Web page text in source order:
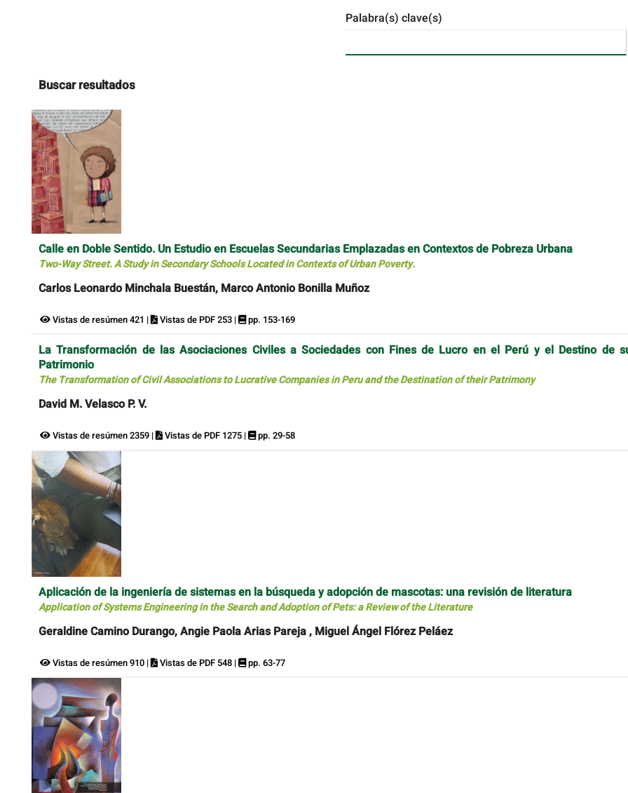
Palabra(s) clave(s)
Buscar resultados
Calle en Doble Sentido. Un Estudio en Escuelas Secundarias Emplazadas en Contextos de Pobreza Urbana
Two-Way Street. A Study in Secondary Schools Located in Contexts of Urban Poverty.
Carlos Leonardo Minchala Buestán, Marco Antonio Bonilla Muñoz
Vistas de resúmen 421 | Vistas de PDF 253 | pp. 153-169
La Transformación de las Asociaciones Civiles a Sociedades con Fines de Lucro en el Perú y el Destino de
Patrimonio
The Transformation of Civil Associations to Lucrative Companies in Peru and the Destination of their Patrimony
David M. Velasco P. V.
Vistas de resúmen 2359 | Vistas de PDF 1275 | pp. 29-58
Aplicación de la ingeniería de sistemas en la búsqueda y adopción de mascotas: una revisión de literatura
Application of Systems Engineering in the Search and Adoption of Pets: a Review of the Literature
Geraldine Camino Durango, Angie Paola Arias Pareja , Miguel Ángel Flórez Peláez
Vistas de resúmen 910 | Vistas de PDF 548 | pp. 63-77